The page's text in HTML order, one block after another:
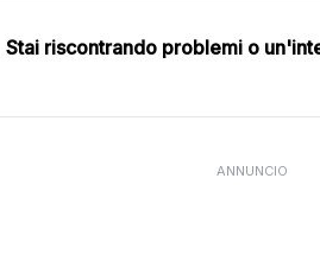
Stai riscontrando problemi o
ANNUNCIO